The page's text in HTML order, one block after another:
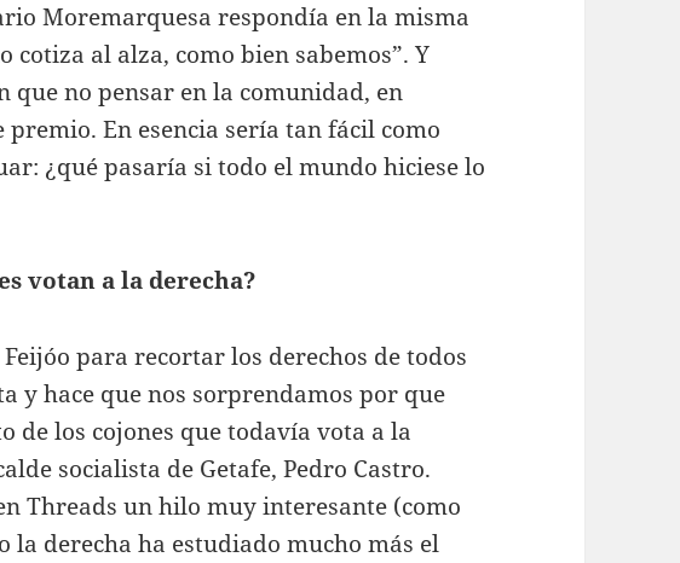
Moremarquesa respondía en la misma
cotiza al alza, como bien sabemos”. Y
que no pensar en la comunidad, en
premio. En esencia sería tan fácil como
¿qué pasaría si todo el mundo hiciese lo
votan a la derecha?
para recortar los derechos de todos
y hace que nos sorprendamos por que
de los cojones que todavía vota a la
socialista de Getafe, Pedro Castro.
Threads un hilo muy interesante (como
la derecha ha estudiado mucho más el